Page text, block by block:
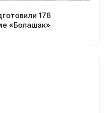
176
«Болашак»